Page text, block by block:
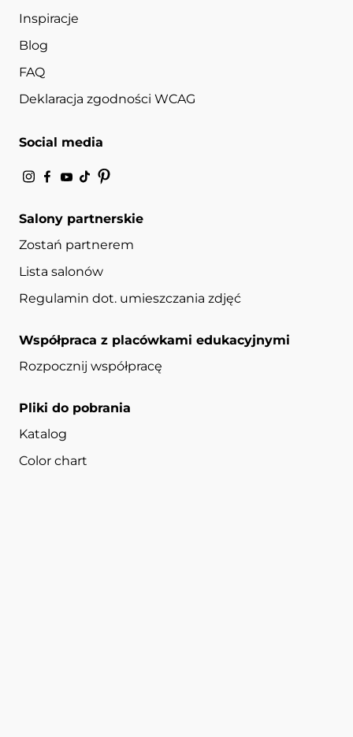
Inspiracje
Blog
FAQ
Deklaracja zgodności WCAG
Social media
Salony partnerskie
Zostań partnerem
Lista salonów
Regulamin dot. umieszczania zdjęć
Współpraca z placówkami edukacyjnymi
Rozpocznij współpracę
Pliki do pobrania
Katalog
Color chart